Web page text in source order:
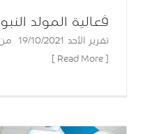
فعالية المولد النبوي
[ Read More ]